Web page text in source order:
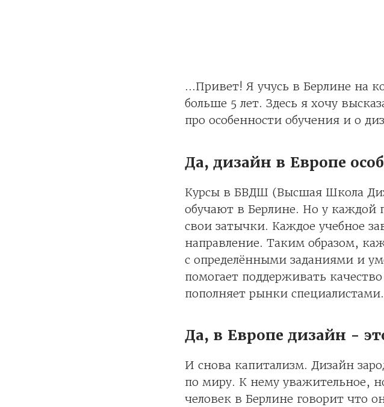
...Привет! Я учусь в Берлине на
больше 5 лет. Здесь я хочу
про особенности обучения и о
Да, дизайн в Европе
Курсы в БВДШ (Высшая Школа
обучают в Берлине. Но у
свои затычки. Каждое учебное
направление. Таким образом,
с определёнными заданиями и
помогает поддерживать
пополняет рынки
Да, в Европе дизайн -
И снова капитализм. Дизайн
по миру. К нему уважительное,
человек в Берлине говорит что